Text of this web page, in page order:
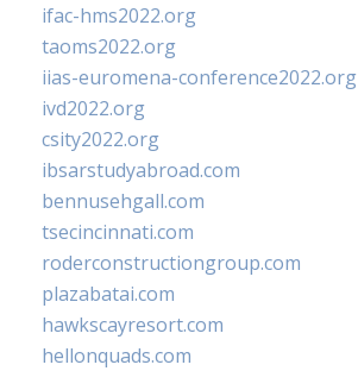
ifac-hms2022.org
taoms2022.org
iias-euromena-conference2022.org
ivd2022.org
csity2022.org
ibsarstudyabroad.com
bennusehgall.com
tsecincinnati.com
roderconstructiongroup.com
plazabatai.com
hawkscayresort.com
hellonquads.com